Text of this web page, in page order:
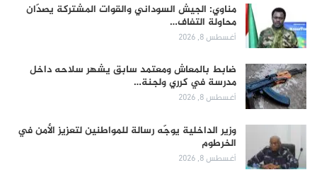
مناوي: الجيش السوداني والقوات المشتركة يصدّان
محاولة التفاف…
أغسطس 8, 2026
ضابط بالمعاش ومعتمد سابق يشهر سلاحه داخل
مدرسة في كرري ولجنة…
أغسطس 8, 2026
وزير الداخلية يوجّه رسالة للمواطنين لتعزيز الأمن في
الخرطوم
أغسطس 8, 2026